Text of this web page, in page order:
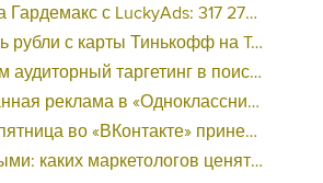
с LuckyAds: 317 279 рублей за 10 дней - «Надо знать»
с карты Тинькофф на Tether ERC20 (USDT)?
в поисковой кампании Google Ads - «Заработок»
«Одноклассниках»: как ее настроить и нужно ли - «Заработок»
принесла магазину подарков 221 продажу по цене 38 рублей - «Заработок»
маркетологов ценят - «Заработок»